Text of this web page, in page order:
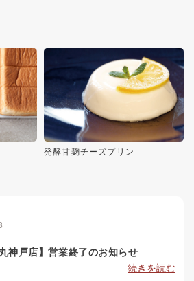
発酵甘麹チーズプリン
神戸店】営業終了のお知らせ
続きを読む